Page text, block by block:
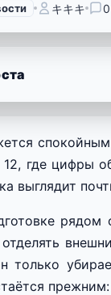
キキキ
где цифры
выглядит
только